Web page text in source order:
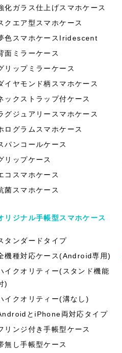
化ガラス仕上げスマホケース
クエア型スマホケース
色スマホケースIridescent
面ミラーケース
リップミラーケース
イヤモンド柄スマホケース
ックストラップ付ケース
グジュアリースマホケース
ログラムスマホケース
パンコールケース
リップケース
コスマホケース
菌スマホケース
リジナル手帳型スマホケース
タンダードタイプ
機種対応ケース(Android専用)
イクオリティー(スタンド機能
)
イクオリティー(溝なし)
とiPhone両対応タイプ
リンジ付き手帳型ケース
無し手帳型ケース